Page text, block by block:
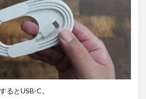
るとUSB-C。